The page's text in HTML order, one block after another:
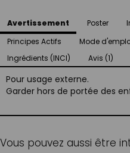
Avertissement Poster
Principes Actifs
Mode
Ingrédients (INCI)
Avis (1)
Pour usage externe.
Garder hors de portée des
Vous pouvez aussi être